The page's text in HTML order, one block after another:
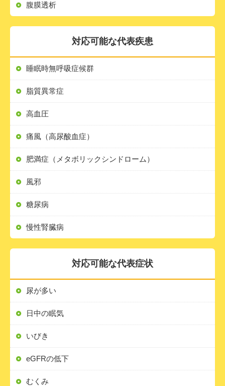
対応可能な代表症状
尿が多い
日中の眠気
いびき
eGFRの低下
むくみ
対応可能な代表疾患
睡眠時無呼吸症候群
脂質異常症
高血圧
痛風（高尿酸血症）
肥満症（メタボリックシンドローム）
風邪
糖尿病
慢性腎臓病
腹膜透析